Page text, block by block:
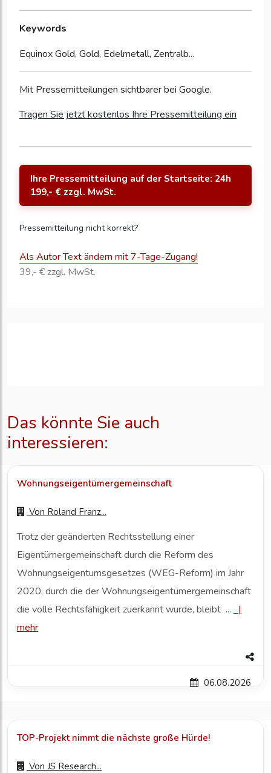
Keywords
Equinox Gold, Gold, Edelmetall, Zentralb...
Mit Pressemitteilungen sichtbarer bei Google.
Tragen Sie jetzt kostenlos Ihre Pressemitteilung ein
Ihre Pressemitteilung auf der Startseite: 24h
199,- € zzgl. MwSt.
Pressemitteilung nicht korrekt?
Als Autor Text ändern mit 7-Tage-Zugang!
39,- € zzgl. MwSt.
Das könnte Sie auch
interessieren:
Wohnungseigentümergemeinschaft
Von Roland Franz...
Trotz der geänderten Rechtsstellung einer
Eigentümergemeinschaft durch die Reform des
Wohnungseigentumsgesetzes (WEG-Reform) im Jahr
2020, durch die der Wohnungseigentümergemeinschaft
die volle Rechtsfähigkeit zuerkannt wurde, bleibt ...
|
mehr
06.08.2026
TOP-Projekt nimmt die nächste große Hürde!
Von JS Research...